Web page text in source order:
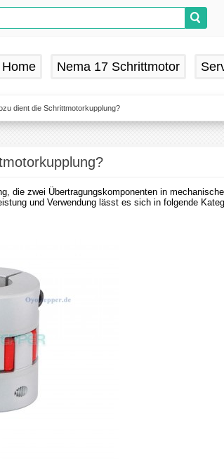
Home Nema 17 Schrittmotor
dient die Schrittmotorkupplung?
die zwei Übertragungskomponenten in
und Verwendung lässt es sich in folgende